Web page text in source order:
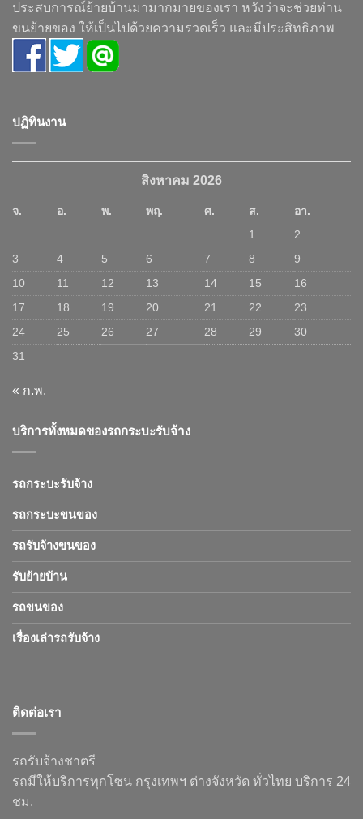
ประสบการณ์ย้ายบ้านมามากมายของเรา หวังว่าจะช่วยท่าน
ขนย้ายของ ให้เป็นไปด้วยความรวดเร็ว และมีประสิทธิภาพ
ปฏิทินงาน
สิงหาคม 2026
จ. อ. พ. พฤ. ศ. ส.
อา.
1
2
3
4 5 6 7 8
9
10
11 12 13 14 15
16
17
18 19 20 21 22
23
24
25 26 27 28 29
30
31
« ก.พ.
บริการทั้งหมดของรถกระบะรับจ้าง
รถกระบะรับจ้าง
รถกระบะขนของ
รถรับจ้างขนของ
รับย้ายบ้าน
รถขนของ
เรื่องเล่ารถรับจ้าง
ติดต่อเรา
รถรับจ้างชาตรี
รถมีให้บริการทุกโซน กรุงเทพฯ ต่างจังหวัด ทั่วไทย บริการ 24
ชม.